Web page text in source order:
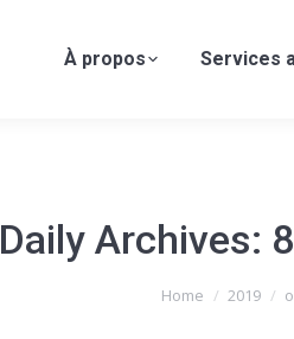
À propos Services
Daily Archives:
Home 2019